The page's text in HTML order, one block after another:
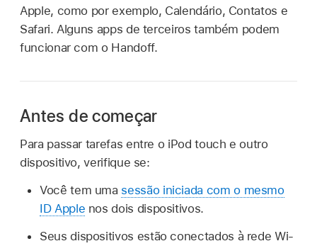
Apple, como por exemplo, Calendário, Contatos e
Safari. Alguns apps de terceiros também podem
funcionar com o Handoff.
Antes de começar
Para passar tarefas entre o iPod touch e outro
dispositivo, verifique se:
Você tem uma sessão iniciada com o mesmo
ID Apple nos dois dispositivos.
Seus dispositivos estão conectados à rede Wi-